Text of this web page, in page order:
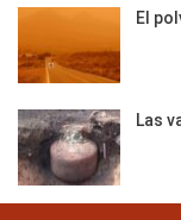
El
Las